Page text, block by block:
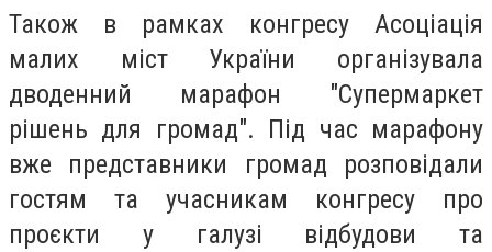
Також в рамках конгресу Асоціація
малих міст України організувала
дводенний марафон "Супермаркет
рішень для громад". Під час марафону
вже представники громад розповідали
гостям та учасникам конгресу про
проєкти у галузі відбудови та